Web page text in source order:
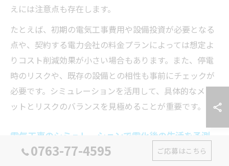
えには注意点も存在します。
たとえば、初期の電気工事費用や設備投資が必要となる
点や、契約する電力会社の料金プランによっては想定よ
りコスト削減効果が小さい場合もあります。また、停電
時のリスクや、既存の設備との相性も事前にチェックが
必要です。シミュレーションを活用して、具体的なメリ
ットとリスクのバランスを見極めることが重要です。
電気工事のシミュレーションで電化後の生活を予測
電気工事のシミュレーションを活用することで、電化後
0763-77-4595 ご応募はこちら